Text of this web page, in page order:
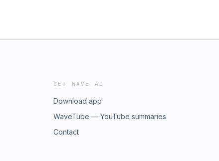
GET WAVE AI
Download app
WaveTube — YouTube summaries
Contact